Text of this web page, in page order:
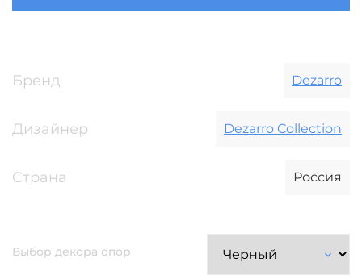
Бренд Dezarro
Дизайнер Dezarro Collection
Страна Россия
Выбор декора опор